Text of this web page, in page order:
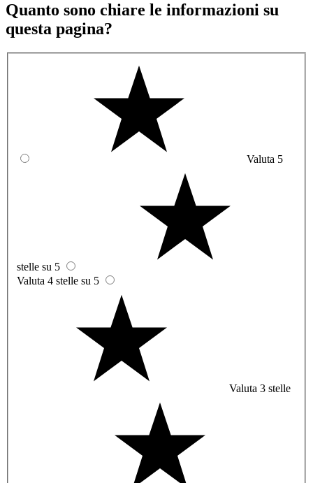
Quanto sono chiare le informazioni su
questa pagina?
Valuta 5
stelle su 5
Valuta 4 stelle su 5
Valuta 3 stelle